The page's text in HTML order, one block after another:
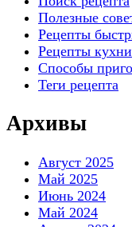
Полезные
Рецепты
Рецепты кухни
Способы
Теги рецепта
Архивы
Август 2025
Май 2025
Июнь 2024
Май 2024